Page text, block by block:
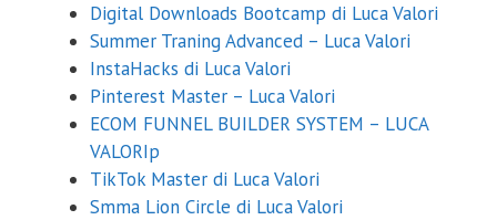
Digital Downloads Bootcamp di Luca Valori
Summer Traning Advanced – Luca Valori
InstaHacks di Luca Valori
Pinterest Master – Luca Valori
ECOM FUNNEL BUILDER SYSTEM – LUCA
VALORIp
TikTok Master di Luca Valori
Smma Lion Circle di Luca Valori
Coupon Sconto 20%
Inserisci sotto la tua email e riceverai il coupon con uno sconto del
20% su qualsiasi corso.